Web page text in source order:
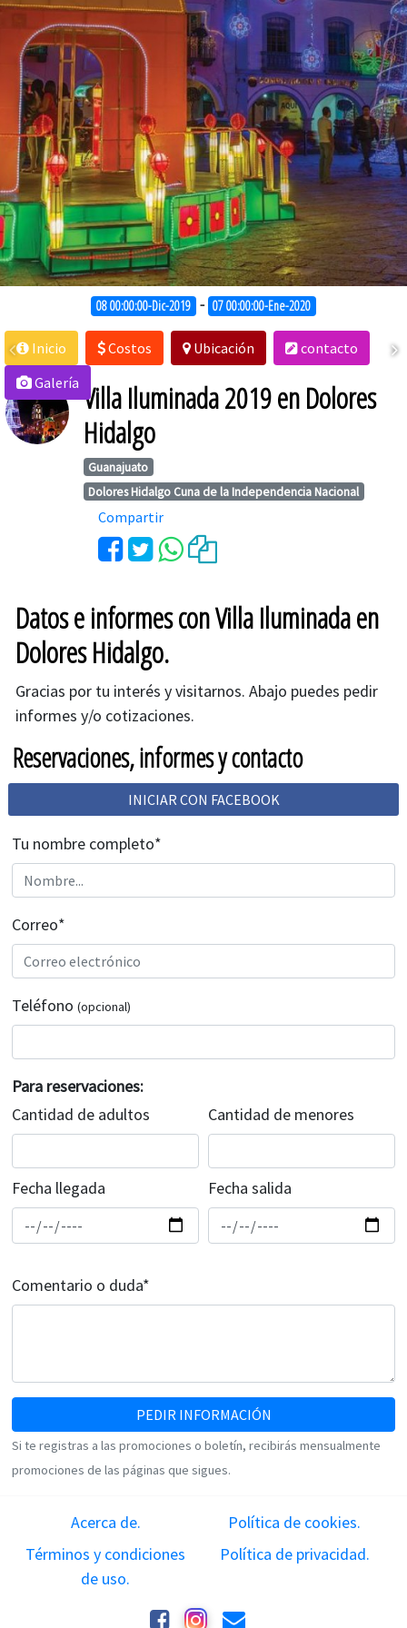
08 00:00:00-Dic-2019 - 07 00:00:00-Ene-2020
Inicio Costos Ubicación
contacto
Galería Villa Iluminada 2019 en Dolores
Hidalgo
Guanajuato
Dolores Hidalgo Cuna de la Independencia Nacional
Compartir
Datos e informes con Villa Iluminada en
Dolores Hidalgo.
Gracias por tu interés y visitarnos. Abajo puedes pedir
informes y/o cotizaciones.
Reservaciones, informes y contacto
INICIAR CON FACEBOOK
Tu nombre completo*
Correo*
Teléfono (opcional)
Para reservaciones:
Cantidad de adultos
Cantidad de menores
Fecha llegada Fecha salida
Comentario o duda*
PEDIR INFORMACIÓN
Si te registras a las promociones o boletín, recibirás mensualmente
promociones de las páginas que sigues.
Acerca de.
Política de cookies.
Términos y condiciones
de uso.
Política de privacidad.